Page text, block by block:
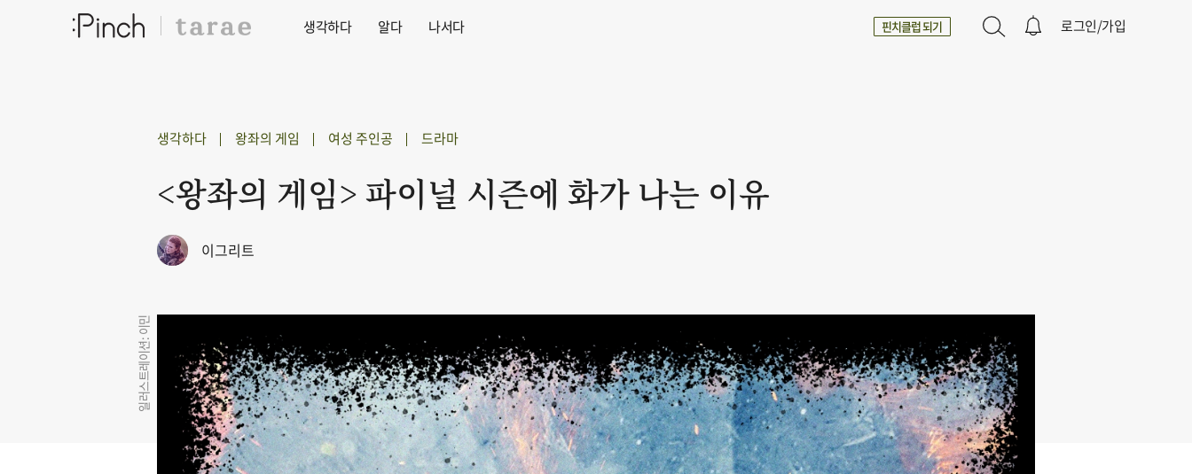
생각하다 알다 나서다 핀치클럽 되기 로그인/가입
생각하다 왕좌의 게임 여성 주인공 드라마
<왕좌의 게임> 파이널 시즌에 화가 나는 이유
이그리트
일러스트레이션: 이민